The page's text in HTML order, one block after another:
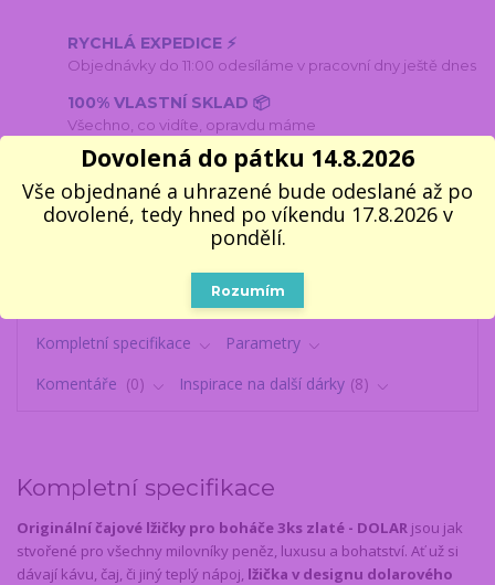
RYCHLÁ EXPEDICE ⚡
Objednávky do 11:00 odesíláme v pracovní dny ještě dnes
100% VLASTNÍ SKLAD 📦
Všechno, co vidíte, opravdu máme
5000 VÝDEJNÍCH MÍST
Do 1–2 pracovních dnů k vyzvednutí
🎁 14 LET NA TRHU
V dárcích se fakt vyznáme
Kompletní specifikace
Parametry
Komentáře
0 Inspirace na další dárky 8
Kompletní specifikace
Originální čajové lžičky pro boháče 3ks zlaté - DOLAR jsou jak
stvořené pro všechny milovníky peněz, luxusu a bohatství. Ať už si
dávají kávu, čaj, či jiný teplý nápoj, lžička v designu dolarového
Dovolená do pátku 14.8.2026
Vše objednané a uhrazené bude odeslané až po
dovolené, tedy hned po víkendu 17.8.2026 v
pondělí.
Rozumím